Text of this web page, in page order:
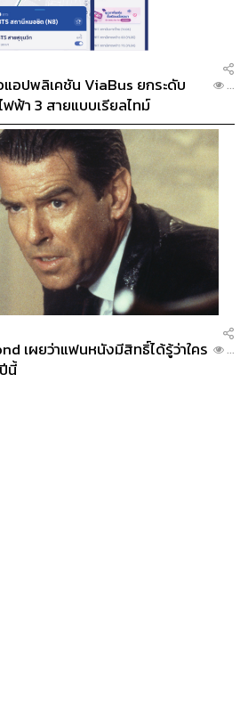
อปพลิเคชัน ViaBus ยกระดับ
ฟ้า 3 สายแบบเรียลไทม์
...
เผยว่าแฟนหนังมีสิทธิ์ได้รู้ว่าใคร
นี้
...